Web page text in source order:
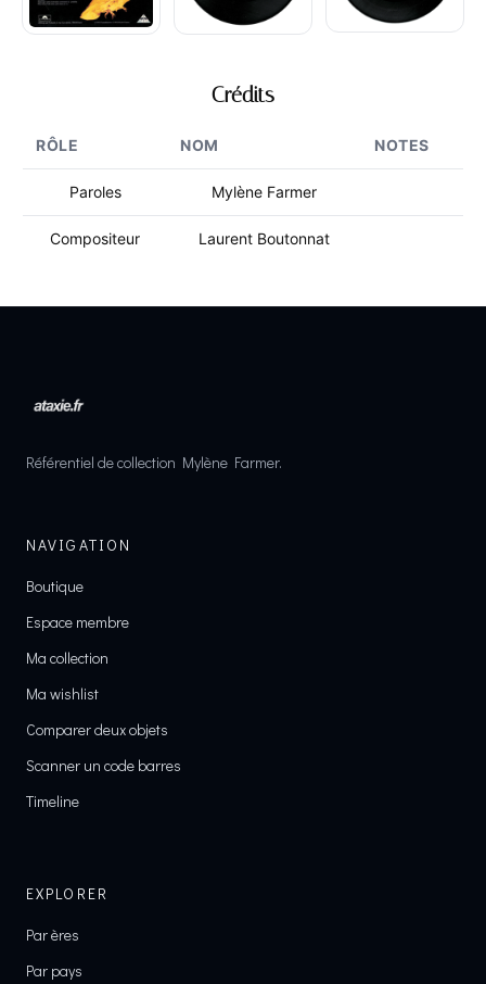
Crédits
RÔLE NOM NOTES
Paroles Mylène Farmer
Compositeur Laurent Boutonnat
Référentiel de collection Mylène Farmer.
NAVIGATION
Boutique
Espace membre
Ma collection
Ma wishlist
Comparer deux objets
Scanner un code barres
Timeline
EXPLORER
Par ères
Par pays